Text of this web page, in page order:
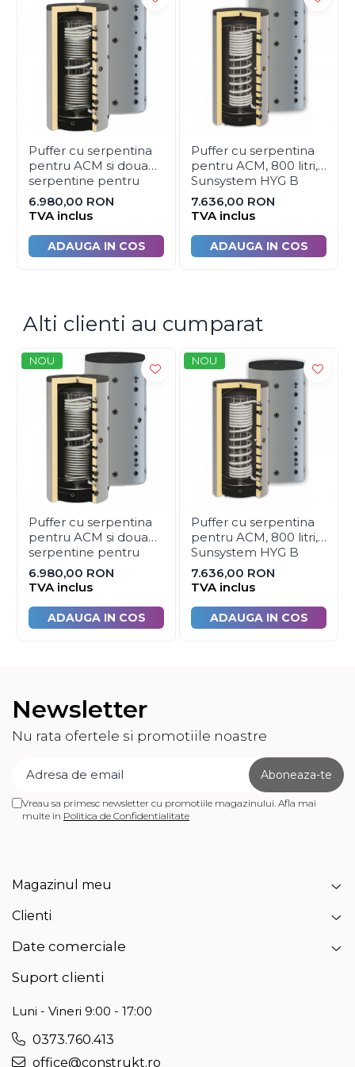
automatizare
Automatizari panouri solare
Grupuri de circulatie
Manometre, presostate si
termostate
Regulatoare electronice
Vane si servomotoare
Servoregulatoare
Termostate pentru ventilo-
convectori
Ventile termice de amestec
Traductoare
Ventile liniare
Ventile electromagnetice
Automatizare centrala termica
Termostate aplicatii industriale
Accesorii pentru echipamente
industriale
Echipamente pentru tratarea si
pomparea apei
Pompe submersibile
Pompe de suprafata
Pompe pentru piscine
Motopompe
Vase de expansiune pentru
stocare
Echipamente de filtrare si
Contoare de apa - Apometre
Camine apometru
Tevi si accesorii pentru puturi
Baterii bucatarie
Baterii bucatarie cu filtru
Clapete de actionare
Rezervoare WC clasice
Vase WC
Lavoare
Chiuvete bucatarie
Capacitate puffer litri 500
Presiune de lucru 3
Temperatura max. de
lucru
95
Diametru fara / cu
izolatie
Inaltime fara /cu
izolatie
mm 1610/1660
Putere recomandata
cazan
kW 15-27
Puffer cu serpentina
pentru ACM si doua
serpentine pentru
incalzire, 500 litri,
Sunsystem HYG BR2
6.980,00 RON
TVA inclus
ADAUGA IN COS
Puffer cu serpentina
pentru ACM, 800 litri,
Sunsystem HYG B
800/33 IZ
7.636,00 RON
TVA inclus
ADAUGA IN COS
Alti clienti au cumparat
NOU
Puffer cu serpentina
pentru ACM si doua
serpentine pentru
incalzire, 500 litri,
Sunsystem HYG BR2
6.980,00 RON
TVA inclus
ADAUGA IN COS
NOU
Puffer cu serpentina
pentru ACM, 800 litri,
Sunsystem HYG B
800/33 IZ
7.636,00 RON
TVA inclus
ADAUGA IN COS
Newsletter
Nu rata ofertele si promotiile noastre
Vreau sa primesc newsletter cu promotiile magazinului. Afla mai
multe in Politica de Confidentialitate
Magazinul meu
Clienti
Date comerciale
Suport clienti
Luni - Vineri 9:00 - 17:00
0373.760.413
office@construkt.ro